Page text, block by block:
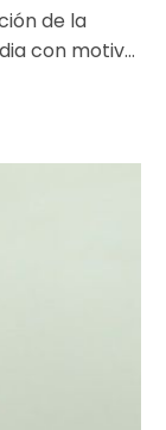
de la
con motivo